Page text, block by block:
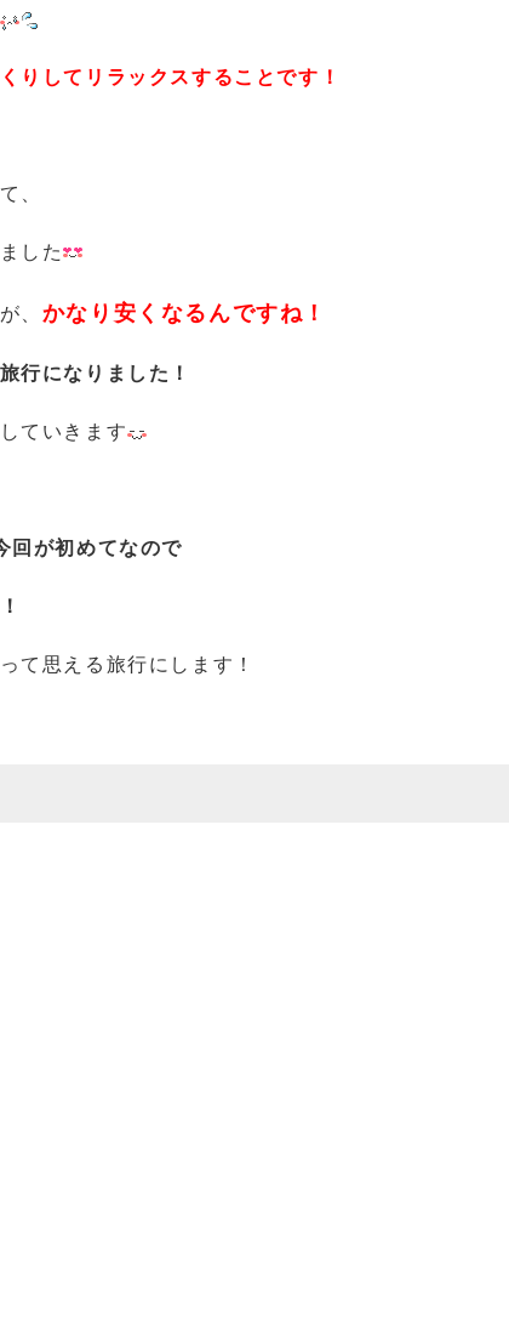
りしてリラックスすることです！
、
した
、 かなり安くなるんですね！
行になりました！
ていきます
回が初めてなので
て思える旅行にします！